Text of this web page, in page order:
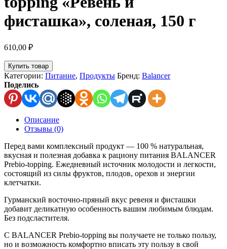
фисташка», соленая, 150 г
610,00 ₽
Купить товар
Категории: Питание, Продукты Бренд: Balancer
Поделись
Описание
Отзывы (0)
Перед вами комплексный продукт — 100 % натуральная,
вкусная и полезная добавка к рациону питания BALANCER
Prebio-topping. Ежедневный источник молодости и легкости,
состоящий из силы фруктов, плодов, орехов и энергии
клетчатки.
Гурманский восточно-пряный вкус ревеня и фисташки
добавит деликатную особенность вашим любимым блюдам.
Без подсластителя.
С BALANCER Prebio-topping вы получаете не только пользу,
но и возможность комфортно вписать эту пользу в свой